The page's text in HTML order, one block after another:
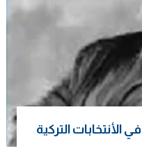
الأنتخابات التركية